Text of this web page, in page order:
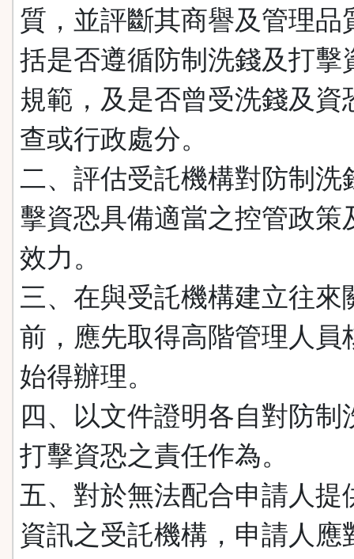
質，並評斷其商譽及管理品
括是否遵循防制洗錢及打擊
規範，及是否曾受洗錢及資
查或行政處分。
二、評估受託機構對防制洗
擊資恐具備適當之控管政策
效力。
三、在與受託機構建立往來
前，應先取得高階管理人員
始得辦理。
四、以文件證明各自對防制
打擊資恐之責任作為。
五、對於無法配合申請人提
資訊之受託機構，申請人應